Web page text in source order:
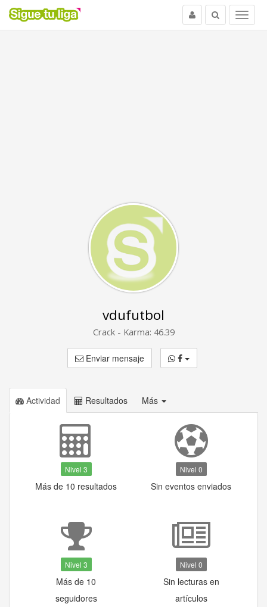
Menu
Buscar
Usuario
vdufutbol
Crack - Karma: 46.39
Enviar mensaje
Actividad Resultados Más
Nivel 3
Más de 10 resultados
Nivel 0
Sin eventos enviados
Nivel 3
Más de 10
seguidores
Nivel 0
Sin lecturas en
artículos